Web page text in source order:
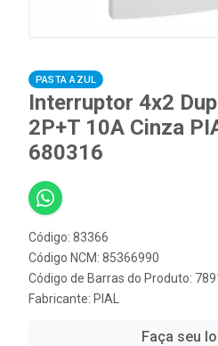
PASTA AZUL
Interruptor 4x2
2P+T 10A Cinza
680316
Código: 83366
Código NCM: 85366990
Código de Barras do Produto:
Fabricante: PIAL
Faça seu